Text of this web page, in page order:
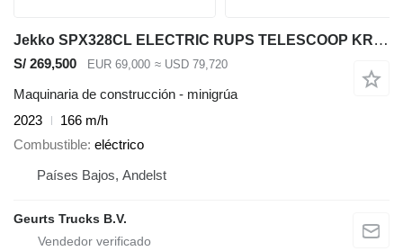
Jekko SPX328CL ELECTRIC RUPS TELESCOOP KRAAN/RAUPENKRAN/TELESCOPIC CRA
S/ 269,500 EUR 69,000 ≈ USD 79,720
Maquinaria de construcción - minigrúa
2023
166 m/h
Combustible eléctrico
Países Bajos, Andelst
Geurts Trucks B.V.